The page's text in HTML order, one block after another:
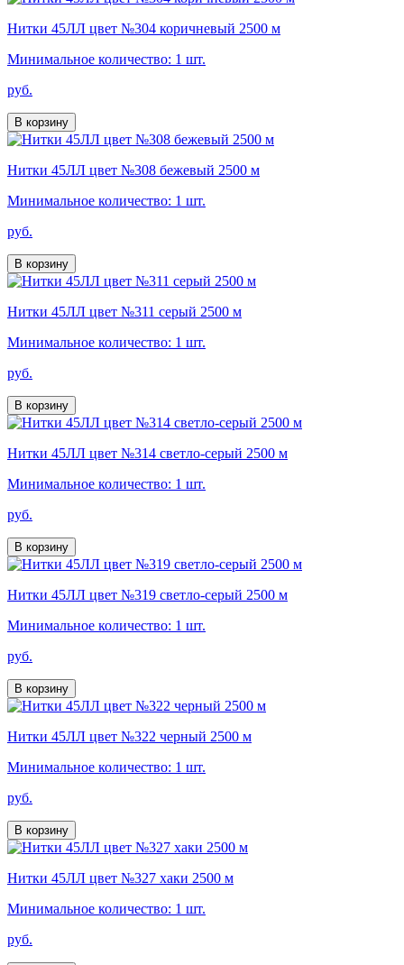
Нитки 45ЛЛ цвет №304 коричневый 2500 м
Минимальное количество: 1 шт.
руб.
В корзину
Нитки 45ЛЛ цвет №308 бежевый 2500 м
Минимальное количество: 1 шт.
руб.
В корзину
Нитки 45ЛЛ цвет №311 серый 2500 м
Минимальное количество: 1 шт.
руб.
В корзину
Нитки 45ЛЛ цвет №314 светло-серый 2500 м
Минимальное количество: 1 шт.
руб.
В корзину
Нитки 45ЛЛ цвет №319 светло-серый 2500 м
Минимальное количество: 1 шт.
руб.
В корзину
Нитки 45ЛЛ цвет №322 черный 2500 м
Минимальное количество: 1 шт.
руб.
В корзину
Нитки 45ЛЛ цвет №327 хаки 2500 м
Минимальное количество: 1 шт.
руб.